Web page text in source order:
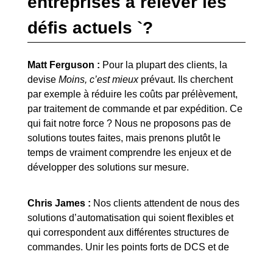
défis actuels `?
Matt Ferguson : Pour la plupart des clients, la
devise Moins, c’est mieuxprévaut. Ils cherchent
par exemple à réduire les coûts par prélèvement,
par traitement de commande et par expédition. Ce
qui fait notre force ? Nous ne proposons pas de
solutions toutes faites, mais prenons plutôt le
temps de vraiment comprendre les enjeux et de
développer des solutions sur mesure.
Chris James : Nos clients attendent de nous des
solutions d’automatisation qui soient flexibles et
qui correspondent aux différentes structures de
commandes. Unir les points forts de DCS et de